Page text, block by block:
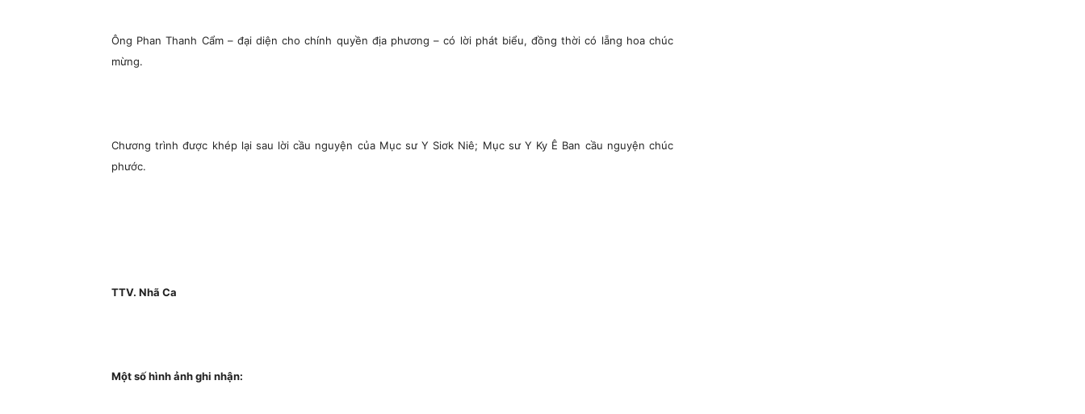
Ông Phan Thanh Cẩm – đại diện cho chính quyền địa phương – có lời phát biểu, đồng thời có lẵng hoa chúc
mừng.
Chương trình được khép lại sau lời cầu nguyện của Mục sư Y Siơk Niê; Mục sư Y Ky Ê Ban cầu nguyện chúc
phước.
TTV. Nhã Ca
Một số hình ảnh ghi nhận: